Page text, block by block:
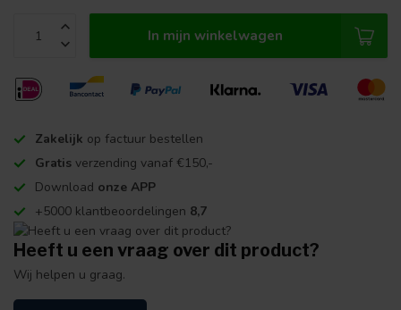
In mijn winkelwagen
Zakelijk op factuur bestellen
Gratis verzending vanaf €150,-
Download onze APP
+5000 klantbeoordelingen 8,7
Heeft u een vraag over dit product?
Wij helpen u graag.